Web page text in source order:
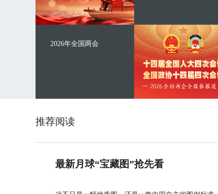
2026年全国两会
推荐阅读
最新月球“宝藏图”抢先看